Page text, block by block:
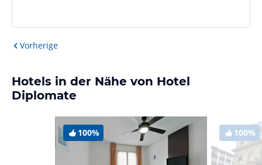
Vorherige
Hotels in der Nähe von Hotel
Diplomate
100% 100%